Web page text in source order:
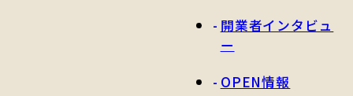
開業者インタビュ
ー
OPEN情報